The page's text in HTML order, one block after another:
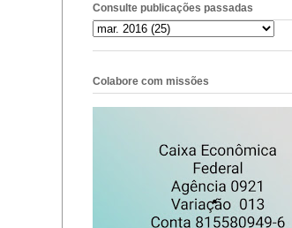
Consulte publicações passadas
Colabore com missões